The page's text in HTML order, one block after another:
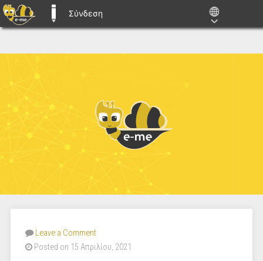
E-ME BLOGS
Σύνδεση
Leave a Comment
Posted on 15 Απριλίου, 2021